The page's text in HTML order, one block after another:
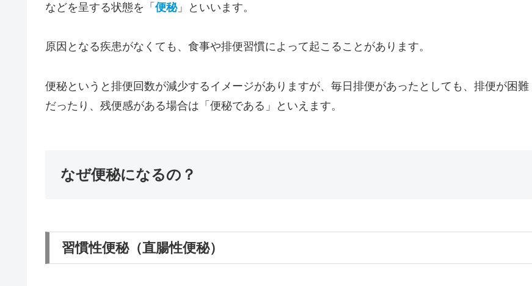
などを呈する状態を「 便秘」といいます。
原因となる疾患がなくても、食事や排便習慣によって起こることがあります。
便秘というと排便回数が減少するイメージがありますが、毎日排便があったとしても、排便が困難
だったり、残便感がある場合は「便秘である」といえます。
なぜ便秘になるの？
習慣性便秘（直腸性便秘）